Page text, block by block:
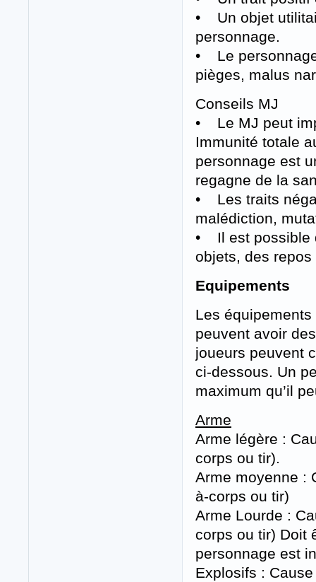
• Un objet
personnage.
• Le
pièges, malus
Conseils MJ
• Le MJ peut
Immunité totale
personnage est
regagne de la
• Les traits
malédiction,
• Il est possible
objets, des
Equipements
Les
peuvent avoir
joueurs peuvent
ci-dessous. Un
maximum qu’il
Arme
Arme légère :
corps ou tir).
Arme moyenne :
à-corps ou tir)
Arme Lourde :
corps ou tir) Doit
personnage est
Explosifs :